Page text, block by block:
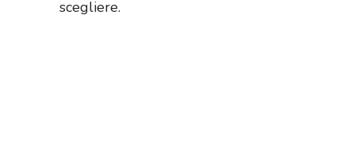
scegliere.